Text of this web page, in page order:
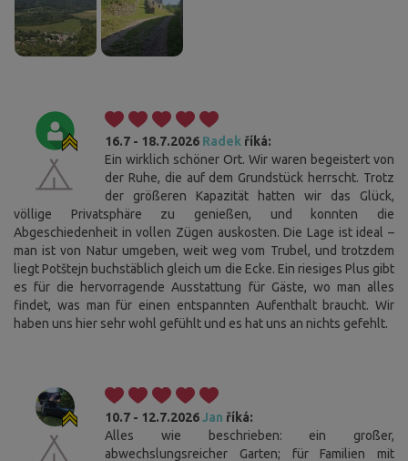
16.7 - 18.7.2026 Radek říká:
Ein wirklich schöner Ort. Wir waren begeistert von
der Ruhe, die auf dem Grundstück herrscht. Trotz
der größeren Kapazität hatten wir das Glück,
völlige Privatsphäre zu genießen, und konnten die
Abgeschiedenheit in vollen Zügen auskosten. Die Lage ist ideal –
man ist von Natur umgeben, weit weg vom Trubel, und trotzdem
liegt Potštejn buchstäblich gleich um die Ecke. Ein riesiges Plus gibt
es für die hervorragende Ausstattung für Gäste, wo man alles
findet, was man für einen entspannten Aufenthalt braucht. Wir
haben uns hier sehr wohl gefühlt und es hat uns an nichts gefehlt.
10.7 - 12.7.2026Jan říká:
Alles wie beschrieben: ein großer,
abwechslungsreicher Garten; für Familien mit